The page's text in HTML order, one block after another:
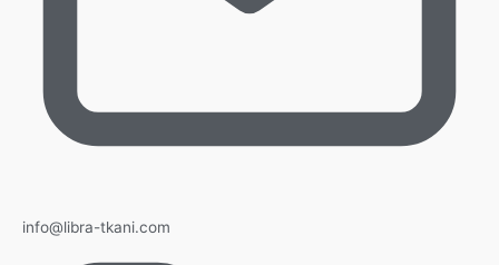
info@libra-tkani.com